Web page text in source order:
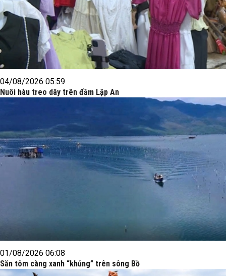
04/08/2026 05:59
Nuôi hàu treo dây trên đầm Lập An
01/08/2026 06:08
Săn tôm càng xanh “khủng” trên sông Bồ